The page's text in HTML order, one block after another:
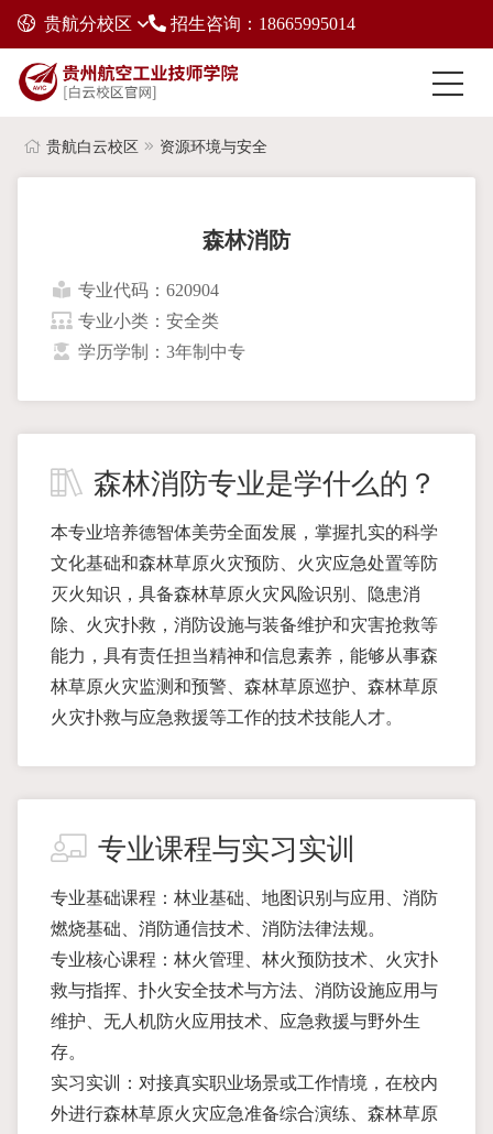
贵航分校区 招生咨询：18665995014
贵航白云校区 资源环境与安全
森林消防
专业代码：620904
专业小类：安全类
学历学制：3年制中专
森林消防专业是学什么的？
本专业培养德智体美劳全面发展，掌握扎实的科学
文化基础和森林草原火灾预防、火灾应急处置等防
灭火知识，具备森林草原火灾风险识别、隐患消
除、火灾扑救，消防设施与装备维护和灾害抢救等
能力，具有责任担当精神和信息素养，能够从事森
林草原火灾监测和预警、森林草原巡护、森林草原
火灾扑救与应急救援等工作的技术技能人才。
专业课程与实习实训
专业基础课程：林业基础、地图识别与应用、消防
燃烧基础、消防通信技术、消防法律法规。
专业核心课程：林火管理、林火预防技术、火灾扑
救与指挥、扑火安全技术与方法、消防设施应用与
维护、无人机防火应用技术、应急救援与野外生
存。
实习实训：对接真实职业场景或工作情境，在校内
外进行森林草原火灾应急准备综合演练、森林草原